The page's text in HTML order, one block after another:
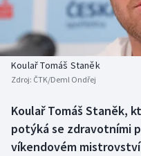
Basketbal
Biatlon
Boby a skeleton
Box
Curling
Historické návraty
Aplikace ČT sport
AZ kvíz
Koulař Tomáš Staněk
Zdroj: ČTK/Deml Ondřej
Koulař Tomáš Staněk,
potýká se zdravotními
víkendovém